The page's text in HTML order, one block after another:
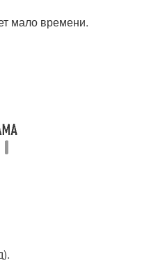
мало времени.